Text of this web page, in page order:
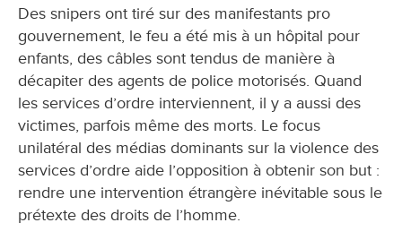
Des snipers ont tiré sur des manifestants pro
gouvernement, le feu a été mis à un hôpital pour
enfants, des câbles sont tendus de manière à
décapiter des agents de police motorisés. Quand
les services d’ordre interviennent, il y a aussi des
victimes, parfois même des morts. Le focus
unilatéral des médias dominants sur la violence des
services d’ordre aide l’opposition à obtenir son but :
rendre une intervention étrangère inévitable sous le
prétexte des droits de l’homme.